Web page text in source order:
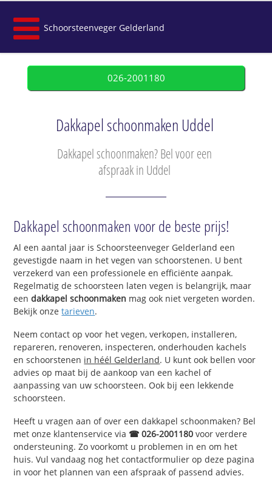
Schoorsteenveger Gelderland
026-2001180
Dakkapel schoonmaken Uddel
Dakkapel schoonmaken? Bel voor een
afspraak in Uddel
Dakkapel schoonmaken voor de beste prijs!
Al een aantal jaar is Schoorsteenveger Gelderland een
gevestigde naam in het vegen van schoorstenen. U bent
verzekerd van een professionele en efficiënte aanpak.
Regelmatig de schoorsteen laten vegen is belangrijk, maar
eendakkapel schoonmaken mag ook niet vergeten worden.
Bekijk onzetarieven.
Neem contact op voor het vegen, verkopen, installeren,
repareren, renoveren, inspecteren, onderhouden kachels
en schoorstenen in héél Gelderland. U kunt ook bellen voor
advies op maat bij de aankoop van een kachel of
aanpassing van uw schoorsteen. Ook bij een lekkende
schoorsteen.
Heeft u vragen aan of over een dakkapel schoonmaken? Bel
met onze klantenservice via ☎ 026-2001180 voor verdere
ondersteuning. Zo voorkomt u problemen in en om het
huis. Vul vandaag nog het contactformulier op deze pagina
in voor het plannen van een afspraak of passend advies.